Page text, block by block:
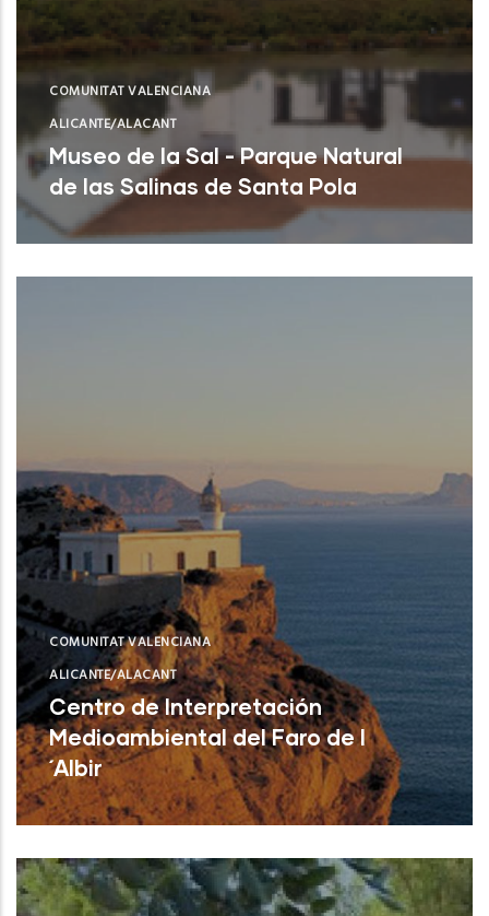
COMUNITAT VALENCIANA
ALICANTE/ALACANT
Museo de la Sal - Parque Natural
de las Salinas de Santa Pola
Santa Pola (Alicante)
COMUNITAT VALENCIANA
ALICANTE/ALACANT
Centro de Interpretación
Medioambiental del Faro de l
´Albir
L'Alfàs del Pi (Alicante)